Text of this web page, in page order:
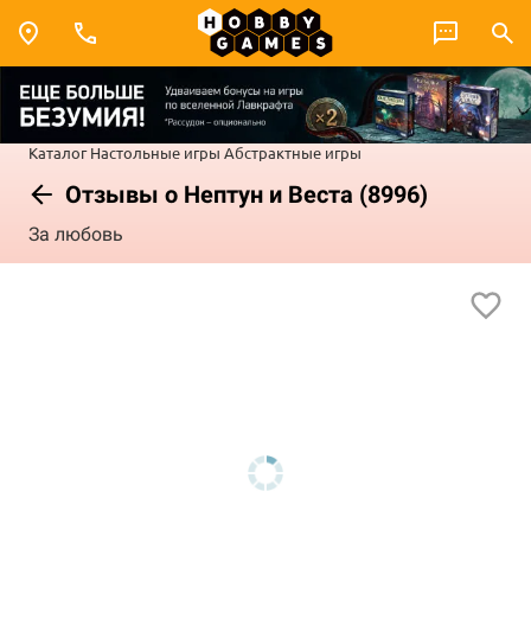
Каталог Настольные игры Абстрактные игры
Отзывы о Нептун и Веста (8996)
За любовь